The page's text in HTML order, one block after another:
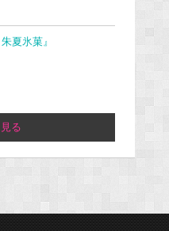
夏氷菓』
る